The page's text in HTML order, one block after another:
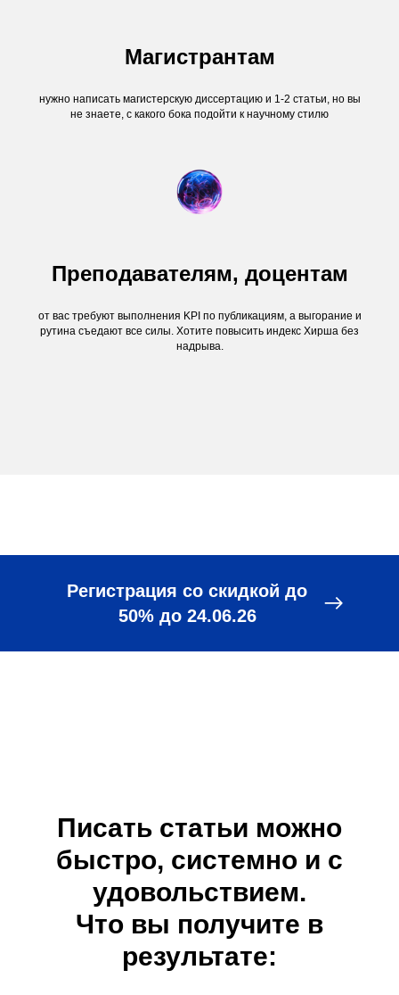
Магистрантам
нужно написать магистерскую диссертацию и 1-2 статьи, но вы
не знаете, с какого бока подойти к научному стилю
Преподавателям, доцентам
от вас требуют выполнения KPI по публикациям, а выгорание и
рутина съедают все силы. Хотите повысить индекс Хирша без
надрыва.
Регистрация со скидкой до
50% до 24.06.26
Писать статьи можно
быстро, системно и с
удовольствием.
Что вы получите в
результате: